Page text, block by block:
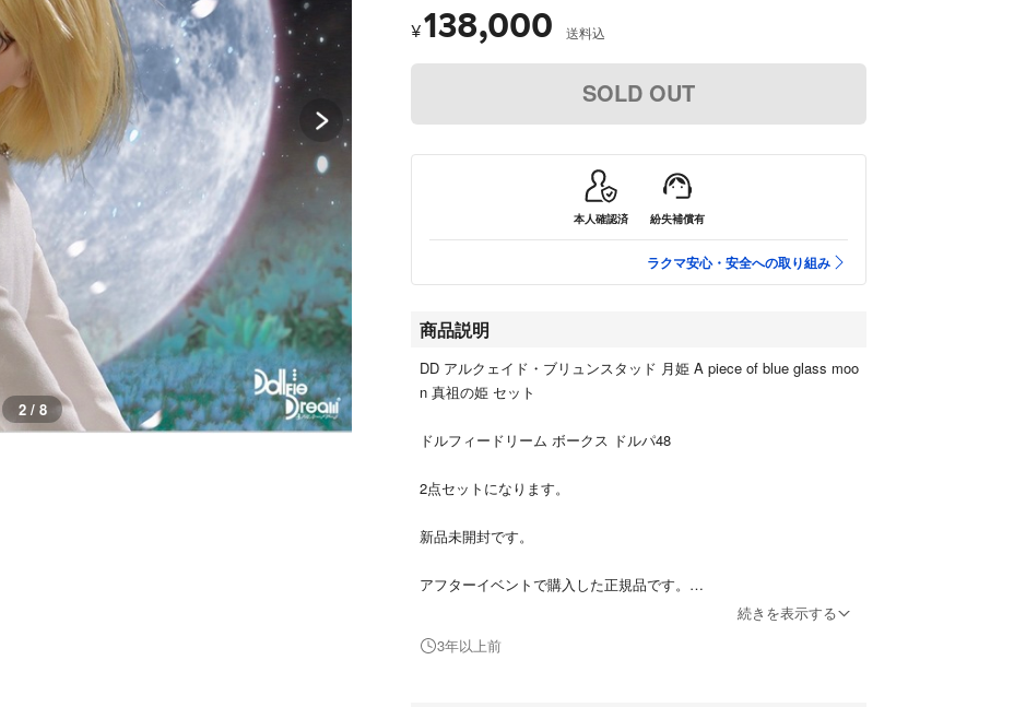
2 / 8
¥138,000 送料込
SOLD OUT
本人確認済 紛失補償有
ラクマ安心・安全への取り組み
商品説明
DD アルクェイド・ブリュンスタッド 月姫 A piece of blue glass moo
n 真祖の姫 セット
ドルフィードリーム ボークス ドルパ48
2点セットになります。
新品未開封です。
アフターイベントで購入した正規品です。
他サイトでも出品しておりますので、急な出品取り下げがある場合も
続きを表示する
3年以上前